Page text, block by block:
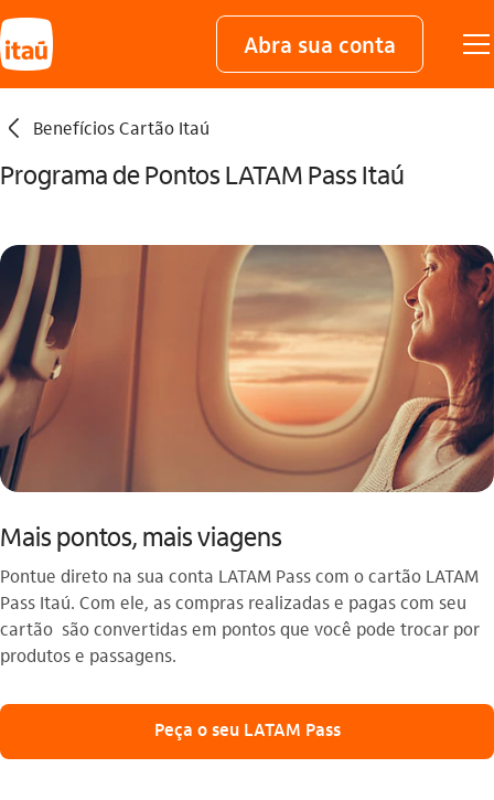
Abra sua conta
seta_esquerda Benefícios Cartão Itaú
Programa de Pontos LATAM Pass Itaú
Mais pontos, mais viagens
Pontue direto na sua conta LATAM Pass com o cartão LATAM
Pass Itaú. Com ele, as compras realizadas e pagas com seu
cartão são convertidas em pontos que você pode trocar por
produtos e passagens.
Peça o seu LATAM Pass